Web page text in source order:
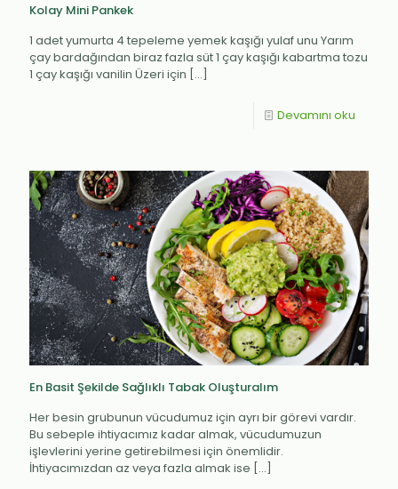
Kolay Mini Pankek
1 adet yumurta 4 tepeleme yemek kaşığı yulaf unu Yarım
çay bardağından biraz fazla süt 1 çay kaşığı kabartma tozu
1 çay kaşığı vanilin Üzeri için […]
Devamını oku
En Basit Şekilde Sağlıklı Tabak Oluşturalım
Her besin grubunun vücudumuz için ayrı bir görevi vardır.
Bu sebeple ihtiyacımız kadar almak, vücudumuzun
işlevlerini yerine getirebilmesi için önemlidir.
İhtiyacımızdan az veya fazla almak ise […]